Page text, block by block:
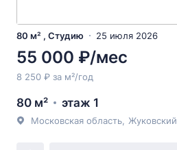
80 м² , Студию 25 июля 2026
55 000 ₽/мес
8 250 ₽ за м²/год
80 м² этаж 1
Московская область Жуковский